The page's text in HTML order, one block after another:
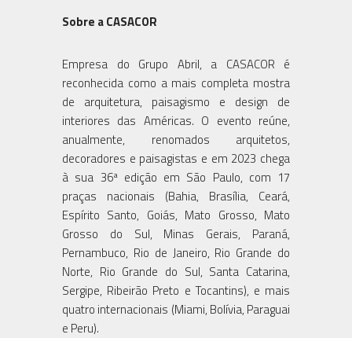
Sobre a CASACOR
Empresa do Grupo Abril, a CASACOR é
reconhecida como a mais completa mostra
de arquitetura, paisagismo e design de
interiores das Américas. O evento reúne,
anualmente, renomados arquitetos,
decoradores e paisagistas e em 2023 chega
à sua 36ª edição em São Paulo, com 17
praças nacionais (Bahia, Brasília, Ceará,
Espírito Santo, Goiás, Mato Grosso, Mato
Grosso do Sul, Minas Gerais, Paraná,
Pernambuco, Rio de Janeiro, Rio Grande do
Norte, Rio Grande do Sul, Santa Catarina,
Sergipe, Ribeirão Preto e Tocantins), e mais
quatro internacionais (Miami, Bolívia, Paraguai
e Peru).